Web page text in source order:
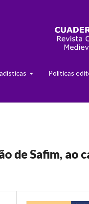
Políticas
de Safim, ao